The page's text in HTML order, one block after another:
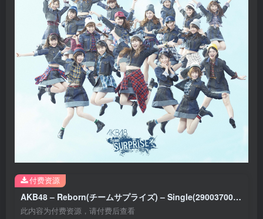
AKB48 – Reborn(チームサプライズ) – Single(2900370016480)【16bit／44.1kHz】日本区
此内容为付费资源，请付费后查看
付费资源